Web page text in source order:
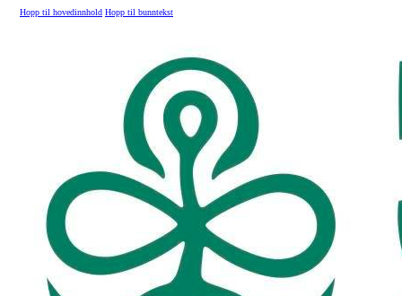
Hopp til hovedinnhold Hopp til bunntekst